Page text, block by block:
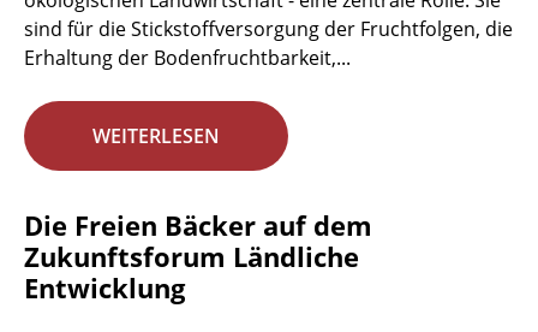
sind für die Stickstoffversorgung der Fruchtfolgen, die
Erhaltung der Bodenfruchtbarkeit,...
WEITERLESEN
Die Freien Bäcker auf dem
Zukunftsforum Ländliche
Entwicklung